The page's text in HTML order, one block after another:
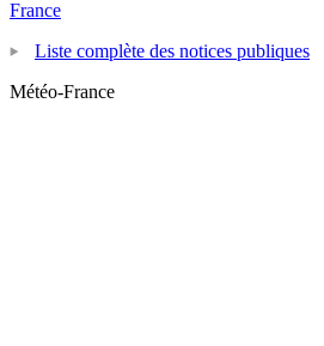
France
Liste complète des notices publiques
Météo-France